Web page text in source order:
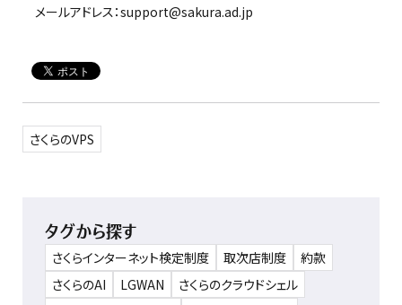
メールアドレス：support@sakura.ad.jp
さくらのVPS
タグから探す
さくらインターネット検定制度 取次店制度
約款
さくらのAI
LGWAN
さくらのクラウドシェル